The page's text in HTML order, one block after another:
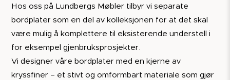
Hos oss på Lundbergs Møbler tilbyr vi separate
bordplater som en del av kolleksjonen for at det skal
være mulig å komplettere til eksisterende understell i
for eksempel gjenbruksprosjekter.
Vi designer våre bordplater med en kjerne av
kryssfiner – et stivt og omformbart materiale som gjør